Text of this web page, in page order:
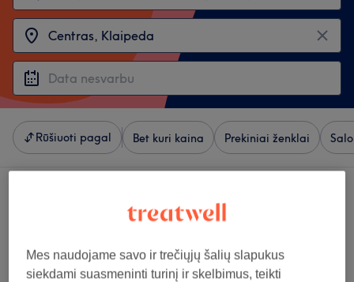
Rūšiuoti pagal Bet kuri kaina Prekiniai ženklai
Mes naudojame savo ir trečiųjų šalių slapukus
siekdami suasmeninti turinį ir skelbimus, teikti